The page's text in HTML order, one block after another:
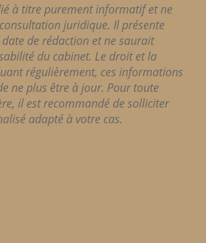
à titre purement informatif et ne
juridique. Il présente
de rédaction et ne saurait
du cabinet. Le droit et la
régulièrement, ces informations
ne plus être à jour. Pour toute
il est recommandé de solliciter
adapté à votre cas.